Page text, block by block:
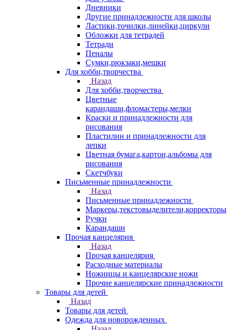
Дневники
Другие принадлежности для школы
Ластики,точилки,линейки,циркули
Обложки для тетрадей
Тетради
Пеналы
Сумки,рюкзаки,мешки
Для хобби,творчества
Назад
Для хобби,творчества
Цветные
карандаши,фломастеры,мелки
Краски и принадлежности для
рисования
Пластилин и принадлежности для
лепки
Цветная бумага,картон,альбомы для
рисования
Скетчбуки
Письменные принадлежности
Назад
Письменные принадлежности
Маркеры,текстовыделители,корректоры
Ручки
Карандаши
Прочая канцелярия
Назад
Прочая канцелярия
Расходные материалы
Ножницы и канцелярские ножи
Прочие канцелярские принадлежности
Товары для детей
Назад
Товары для детей
Одежда для новорожденных